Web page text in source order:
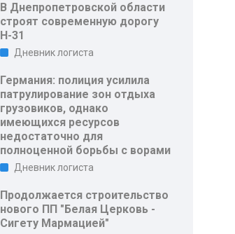
В Днепропетровской области
строят современную дорогу
Н-31
Дневник логиста
Германия: полиция усилила
патрулирование зон отдыха
грузовиков, однако
имеющихся ресурсов
недостаточно для
полноценной борьбы с ворами
Дневник логиста
Продолжается строительство
нового ПП "Белая Церковь -
Сигету Мармацией"